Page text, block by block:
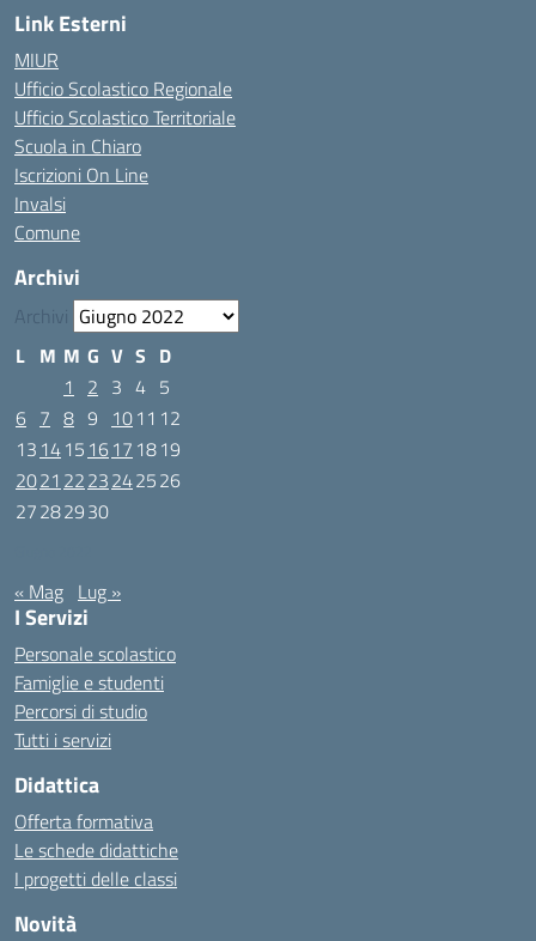
Link Esterni
MIUR
Ufficio Scolastico Regionale
Ufficio Scolastico Territoriale
Scuola in Chiaro
Iscrizioni On Line
Invalsi
Comune
Archivi
Archivi
L M M G V S D
1
2 3 4 5
6 7 8 9 1011 12
13 1415 1617 1819
2021 2223242526
27282930
« Mag Lug »
I Servizi
Personale scolastico
Famiglie e studenti
Percorsi di studio
Tutti i servizi
Didattica
Offerta formativa
Le schede didattiche
I progetti delle classi
Novità